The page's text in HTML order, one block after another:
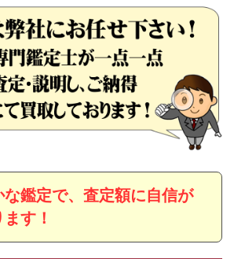
な鑑定で、査定額に自信が
す！